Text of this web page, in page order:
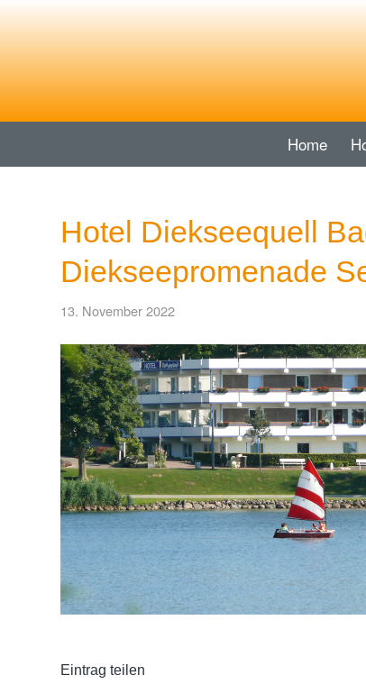
Home
Hotel Diekseequell
Diekseepromenade
13. November 2022
Eintrag teilen